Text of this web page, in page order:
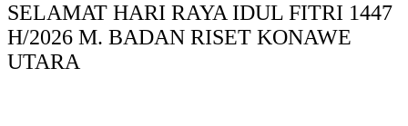
SELAMAT HARI RAYA IDUL FITRI 1447
H/2026 M. BADAN RISET KONAWE
UTARA